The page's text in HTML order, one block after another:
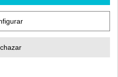
en las redes